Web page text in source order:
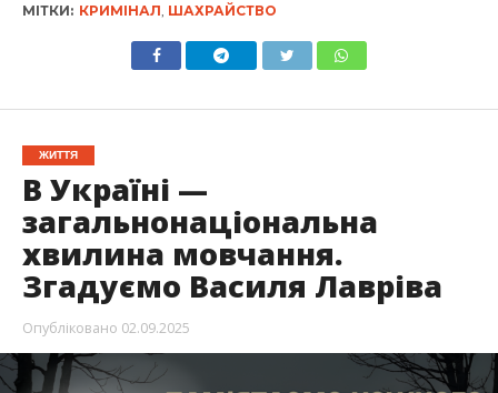
МІТКИ: КРИМІНАЛ ШАХРАЙСТВО
ЖИТТЯ
В Україні —
загальнонаціональна
хвилина мовчання.
Згадуємо Василя Лавріва
Опубліковано 02.09.2025